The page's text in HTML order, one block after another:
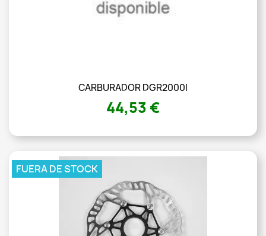
CARBURADOR DGR2000I
44,53 €
FUERA DE STOCK